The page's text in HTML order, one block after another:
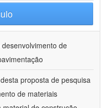
de
proposta de pesquisa
de materiais